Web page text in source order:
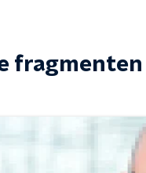
fragmenten